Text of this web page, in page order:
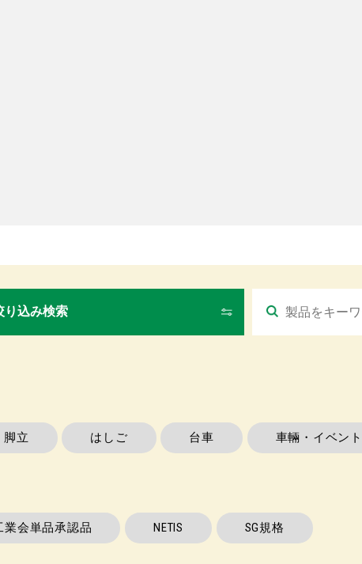
り込み検索
脚立 はしご 台車 車輛・イベント
業会単品承認品 NETIS SG規格